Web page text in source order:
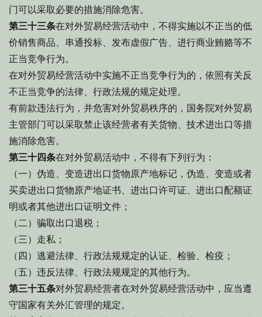
门可以采取必要的措施消除危害。
第三十三条在对外贸易经营活动中，不得实施以不正当的低
价销售商品、串通投标、发布虚假广告、进行商业贿赂等不
正当竞争行为。
在对外贸易经营活动中实施不正当竞争行为的，依照有关反
不正当竞争的法律、行政法规的规定处理。
有前款违法行为，并危害对外贸易秩序的，国务院对外贸易
主管部门可以采取禁止该经营者有关货物、技术进出口等措
施消除危害。
第三十四条在对外贸易活动中，不得有下列行为：
（一）伪造、变造进出口货物原产地标记，伪造、变造或者
买卖进出口货物原产地证书、进出口许可证、进出口配额证
明或者其他进出口证明文件；
（二）骗取出口退税；
（三）走私；
（四）逃避法律、行政法规规定的认证、检验、检疫；
（五）违反法律、行政法规规定的其他行为。
第三十五条对外贸易经营者在对外贸易经营活动中，应当遵
守国家有关外汇管理的规定。